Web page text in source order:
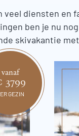
veel diensten en
ben je nu
skivakantie
vanaf
3799
GEZIN